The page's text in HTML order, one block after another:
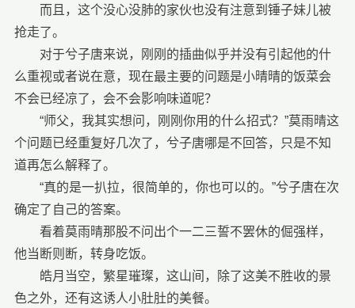
而且，这个没心没肺的家伙也没有注意到锤子妹儿被
抢走了。
对于兮子唐来说，刚刚的插曲似乎并没有引起他的什
么重视或者说在意，现在最主要的问题是小晴晴的饭菜会
不会已经凉了，会不会影响味道呢？
“师父，我其实想问，刚刚你用的什么招式？”莫雨晴这
个问题已经重复好几次了，兮子唐哪是不回答，只是不知
道再怎么解释了。
“真的是一扒拉，很简单的，你也可以的。”兮子唐在次
确定了自己的答案。
看着莫雨晴那股不问出个一二三誓不罢休的倔强样，
他当断则断，转身吃饭。
皓月当空，繁星璀璨，这山间，除了这美不胜收的景
色之外，还有这诱人小肚肚的美餐。